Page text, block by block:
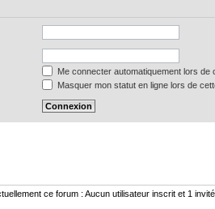
Me connecter automatiquement lors de
Masquer mon statut en ligne lors de
ce forum : Aucun utilisateur inscrit et 1 invité